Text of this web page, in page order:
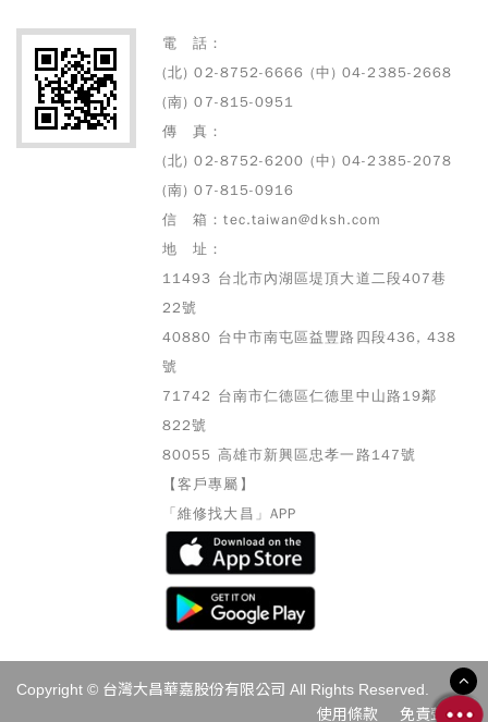
電 話：
(北) 02-8752-6666 (中) 04-2385-2668
(南) 07-815-0951
傳 真：
(北) 02-8752-6200 (中) 04-2385-2078
(南) 07-815-0916
信 箱：tec.taiwan@dksh.com
地 址：
11493 台北市內湖區堤頂大道二段407巷
22號
40880 台中市南屯區益豐路四段436, 438
號
71742 台南市仁德區仁德里中山路19鄰
822號
80055 高雄市新興區忠孝一路147號
【客戶專屬】
「維修找大昌」APP
Copyright © 台灣大昌華嘉股份有限公司 All Rights Reserved.
免責聲明
使用條款